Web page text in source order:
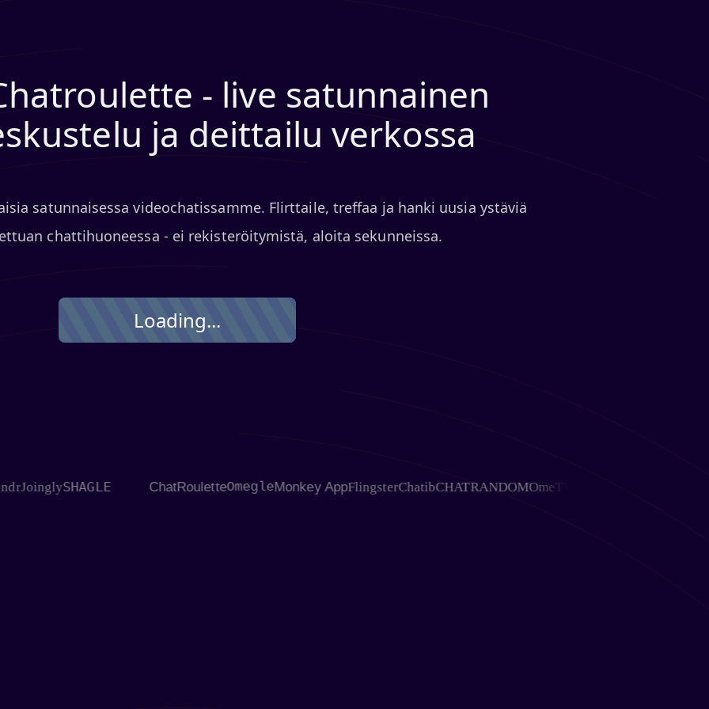
- live satunnainen
ja deittailu verkossa
satunnaisessa videochatissamme. Flirttaile, treffaa ja hanki uusia ystäviä
chattihuoneessa - ei rekisteröitymistä, aloita sekunneissa.
Loading...
SHAGLE ChatRouletteOmegleMonkey AppFlingsterChatibCHATRANDOMOmeTVChativ